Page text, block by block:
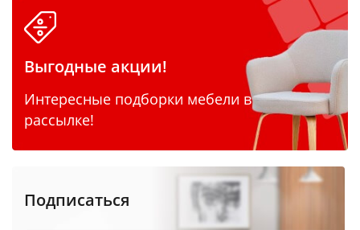
Выгодные акции!
Интересные подборки мебели в
рассылке!
Подписаться